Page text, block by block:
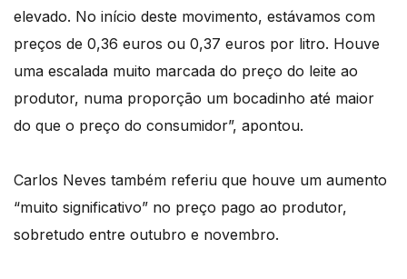
elevado. No início deste movimento, estávamos com
preços de 0,36 euros ou 0,37 euros por litro. Houve
uma escalada muito marcada do preço do leite ao
produtor, numa proporção um bocadinho até maior
do que o preço do consumidor”, apontou.
Carlos Neves também referiu que houve um aumento
“muito significativo” no preço pago ao produtor,
sobretudo entre outubro e novembro.